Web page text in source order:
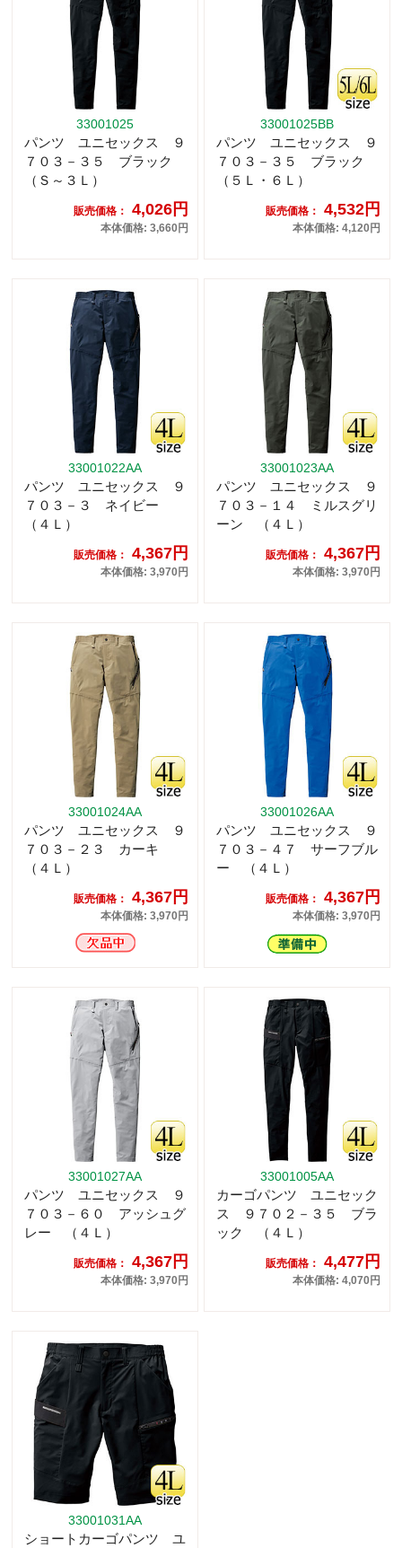
33001025
パンツ ユニセックス ９
７０３－３５ ブラック
（Ｓ～３Ｌ）
販売価格： 4,026円
本体価格: 3,660円
33001025BB
パンツ ユニセックス ９
７０３－３５ ブラック
（５Ｌ・６Ｌ）
販売価格： 4,532円
本体価格: 4,120円
33001022AA
パンツ ユニセックス ９
７０３－３ ネイビー
（４Ｌ）
販売価格： 4,367円
本体価格: 3,970円
33001023AA
パンツ ユニセックス ９
７０３－１４ ミルスグリ
ーン （４Ｌ）
販売価格： 4,367円
本体価格: 3,970円
33001024AA
パンツ ユニセックス ９
７０３－２３ カーキ
（４Ｌ）
販売価格： 4,367円
本体価格: 3,970円
33001026AA
パンツ ユニセックス ９
７０３－４７ サーフブル
ー （４Ｌ）
販売価格： 4,367円
本体価格: 3,970円
33001027AA
パンツ ユニセックス ９
７０３－６０ アッシュグ
レー （４Ｌ）
販売価格： 4,367円
本体価格: 3,970円
33001005AA
カーゴパンツ ユニセック
ス ９７０２－３５ ブラ
ック （４Ｌ）
販売価格： 4,477円
本体価格: 4,070円
33001031AA
ショートカーゴパンツ ユ